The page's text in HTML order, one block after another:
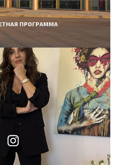
ПРОГРАММА